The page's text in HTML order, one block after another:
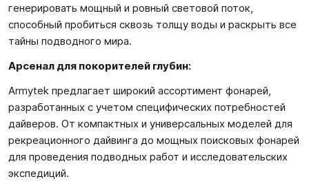
генерировать мощный и ровный световой поток,
способный пробиться сквозь толщу воды и раскрыть все
тайны подводного мира.
Арсенал для покорителей глубин:
Armytek предлагает широкий ассортимент фонарей,
разработанных с учетом специфических потребностей
дайверов. От компактных и универсальных моделей для
рекреационного дайвинга до мощных поисковых фонарей
для проведения подводных работ и исследовательских
экспедиций.